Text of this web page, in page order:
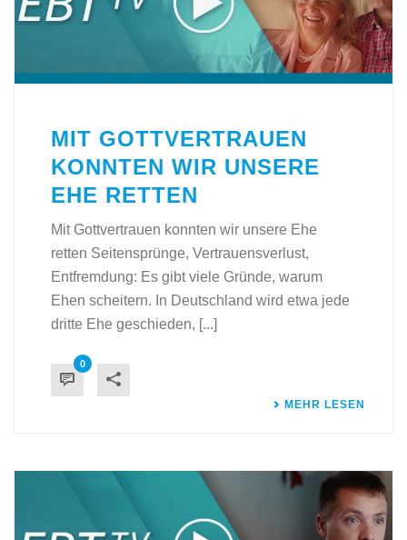
MIT GOTTVERTRAUEN
KONNTEN WIR UNSERE
EHE RETTEN
Mit Gottvertrauen konnten wir unsere Ehe
retten Seitensprünge, Vertrauensverlust,
Entfremdung: Es gibt viele Gründe, warum
Ehen scheitern. In Deutschland wird etwa jede
dritte Ehe geschieden, [...]
0
MEHR LESEN